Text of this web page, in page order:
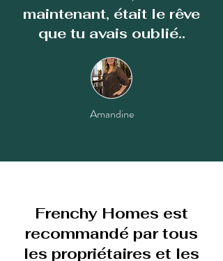
maintenant, était le rêve
que tu avais oublié..
Amandine
Frenchy Homes est
recommandé par tous
les propriétaires et les